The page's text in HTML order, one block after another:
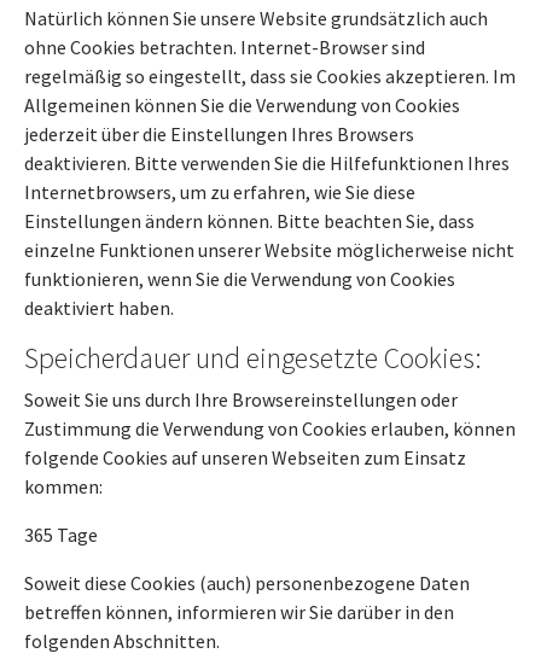
Natürlich können Sie unsere Website grundsätzlich auch
ohne Cookies betrachten. Internet-Browser sind
regelmäßig so eingestellt, dass sie Cookies akzeptieren. Im
Allgemeinen können Sie die Verwendung von Cookies
jederzeit über die Einstellungen Ihres Browsers
deaktivieren. Bitte verwenden Sie die Hilfefunktionen Ihres
Internetbrowsers, um zu erfahren, wie Sie diese
Einstellungen ändern können. Bitte beachten Sie, dass
einzelne Funktionen unserer Website möglicherweise nicht
funktionieren, wenn Sie die Verwendung von Cookies
deaktiviert haben.
Speicherdauer und eingesetzte Cookies:
Soweit Sie uns durch Ihre Browsereinstellungen oder
Zustimmung die Verwendung von Cookies erlauben, können
folgende Cookies auf unseren Webseiten zum Einsatz
kommen:
365 Tage
Soweit diese Cookies (auch) personenbezogene Daten
betreffen können, informieren wir Sie darüber in den
folgenden Abschnitten.